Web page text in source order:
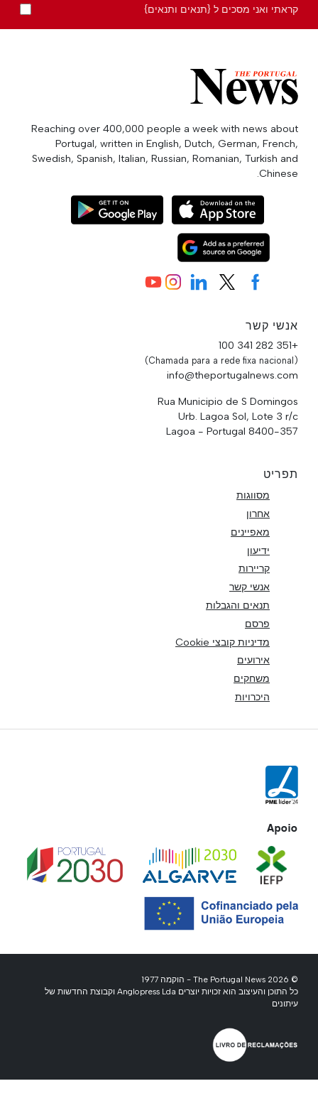
קראתי ואני מסכים ל {תנאים ותנאים}
Reaching over 400,000 people a week with news about
Portugal, written in English, Dutch, German, French,
Swedish, Spanish, Italian, Russian, Romanian, Turkish and
Chinese.
אנשי קשר
+351 282 341 100
(Chamada para a rede fixa nacional)
info@theportugalnews.com
Rua Municipio de S Domingos
Urb. Lagoa Sol, Lote 3 r/c
8400-357 Lagoa - Portugal
תפריט
מסווגות
אחרון
מאפיינים
ידיעון
קריירות
אנשי קשר
תנאים והגבלות
פרסם
מדיניות קובצי Cookie
אירועים
משחקים
היכרויות
Apoio
© 2026 The Portugal News - הוקמה 1977
כל התוכן והעיצוב הוא זכויות יוצרים Anglopress Lda וקבוצת החדשות של
עיתונים